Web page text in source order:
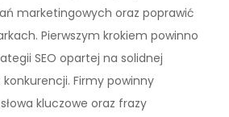
marketingowych oraz poprawić
Pierwszym krokiem powinno
SEO opartej na solidnej
Firmy powinny
kluczowe oraz frazy